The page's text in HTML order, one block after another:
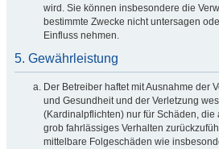
wird. Sie können insbesondere die
bestimmte Zwecke nicht untersagen
Einfluss nehmen.
5. Gewährleistung
Der Betreiber haftet mit Ausnahme der
und Gesundheit und der Verletzung
(Kardinalpflichten) nur für Schäden, die
grob fahrlässiges Verhalten
mittelbare Folgeschäden wie